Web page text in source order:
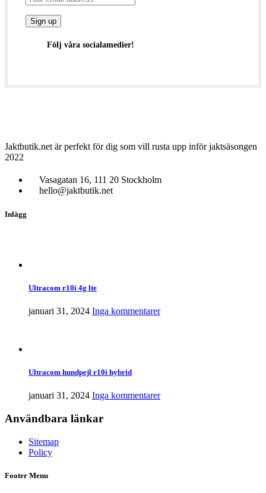
Följ våra socialamedier!
Jaktbutik.net är perfekt för dig som vill rusta upp inför jaktsäsongen
2022
Vasagatan 16, 111 20 Stockholm
hello@jaktbutik.net
Inlägg
Ultracom r10i 4g lte
januari 31, 2024 Inga kommentarer
Ultracom hundpejl r10i hybrid
januari 31, 2024 Inga kommentarer
Användbara länkar
Sitemap
Policy
Footer Menu